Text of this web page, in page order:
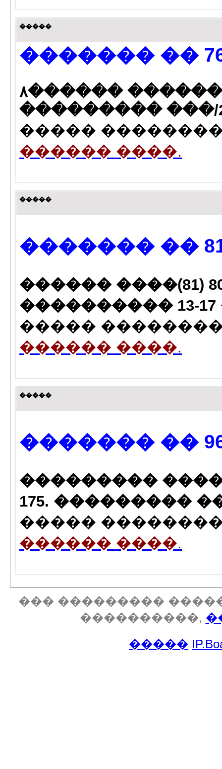
�����
������� ��
٨������ ������(76) 65�-65-70�/83-87�-87�.
��������� ���/24-
�����
������ ����.
�����
������� ��
������ ����(81) 80-
���������� 13-17
�����
������ ����.
�����
������� ��
���������
175. ��������� ���/
�����
������ ����.
��� ���������
����������,
�����